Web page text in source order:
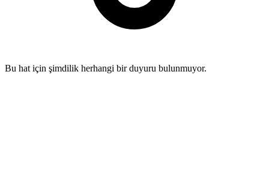
Bu hat için şimdilik herhangi bir duyuru bulunmuyor.